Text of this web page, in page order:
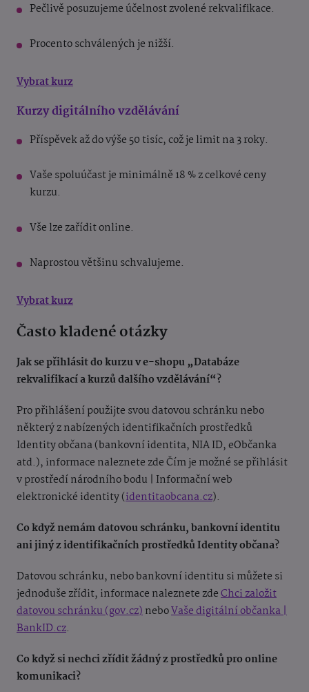
Pečlivě posuzujeme účelnost zvolené rekvalifikace.
Procento schválených je nižší.
Vybrat kurz
Kurzy digitálního vzdělávání
Příspěvek až do výše 50 tisíc, což je limit na 3 roky.
Vaše spoluúčast je minimálně 18 % z celkové ceny
kurzu.
Vše lze zařídit online.
Naprostou většinu schvalujeme.
Vybrat kurz
Často kladené otázky
Jak se přihlásit do kurzu v e-shopu „Databáze
rekvalifikací a kurzů dalšího vzdělávání“?
Pro přihlášení použijte svou datovou schránku nebo
některý z nabízených identifikačních prostředků
Identity občana (bankovní identita, NIA ID, eObčanka
atd.), informace naleznete zde Čím je možné se přihlásit
v prostředí národního bodu | Informační web
elektronické identity (identitaobcana.cz).
Co když nemám datovou schránku, bankovní identitu
ani jiný z identifikačních prostředků Identity občana?
Datovou schránku, nebo bankovní identitu si můžete si
jednoduše zřídit, informace naleznete zdeChci založit
datovou schránku (gov.cz)neboVaše digitální občanka |
BankID.cz.
Co když si nechci zřídit žádný z prostředků pro online
komunikaci?